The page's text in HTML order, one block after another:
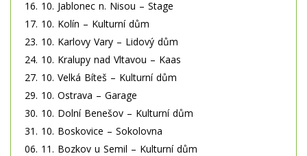
16. 10. Jablonec n. Nisou – Stage
17. 10. Kolín – Kulturní dům
23. 10. Karlovy Vary – Lidový dům
24. 10. Kralupy nad Vltavou – Kaas
27. 10. Velká Bíteš – Kulturní dům
29. 10. Ostrava – Garage
30. 10. Dolní Benešov – Kulturní dům
31. 10. Boskovice – Sokolovna
06. 11. Bozkov u Semil – Kulturní dům